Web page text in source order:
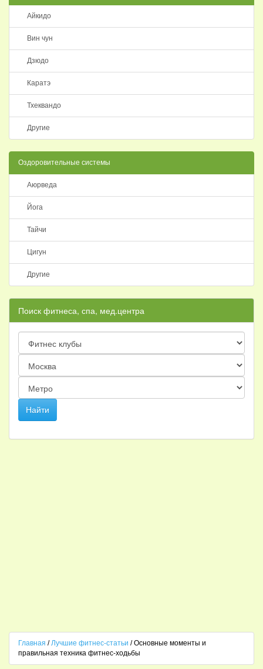
Айкидо
Вин чун
Дзюдо
Каратэ
Тхеквандо
Другие
Оздоровительные системы
Аюрведа
Йога
Тайчи
Цигун
Другие
Поиск фитнеса, спа, мед.центра
Главная /Лучшие фитнес-статьи / Основные моменты и
правильная техника фитнес-ходьбы